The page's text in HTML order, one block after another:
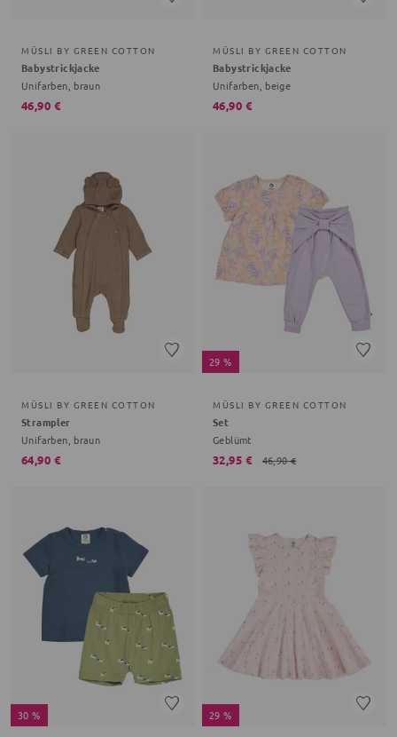
MÜSLI BY GREEN COTTON
Babystrickjacke
Unifarben, braun
46,90 €
MÜSLI BY GREEN COTTON
Babystrickjacke
Unifarben, beige
46,90 €
MÜSLI BY GREEN COTTON
Strampler
Unifarben, braun
64,90 €
29 %
MÜSLI BY GREEN COTTON
Set
Geblümt
32,95 € 46,90 €
30 % 29 %